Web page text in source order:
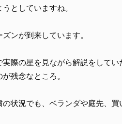
としていますね。
ンが到来しています。
際の星を見ながら解説をして
残念なところ。
状況でも、ベランダや庭先、買